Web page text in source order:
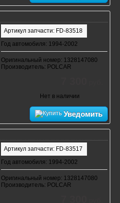
Артикул запчасти: FD-83518
Год автомобиля: 1994-2002
Оригинальный номер: 1328147080
Производитель: POLCAR
Нет в наличии
Уведомить
Артикул запчасти: FD-83517
Год автомобиля: 1994-2002
Оригинальный номер: 1328147080
Производитель: POLCAR